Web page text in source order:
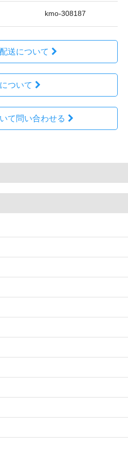
kmo-308187
送について
ついて
て問い合わせる